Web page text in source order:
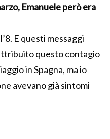
Emanuele però era
E questi messaggi
questo contagio
in Spagna, ma io
avevano già sintomi